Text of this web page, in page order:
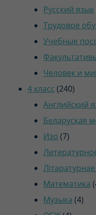
Русский язык
Трудовое
Учебные
Человек и
4 класс 240240
Английский
Беларуская
Изо 77
Математика
Музыка 44